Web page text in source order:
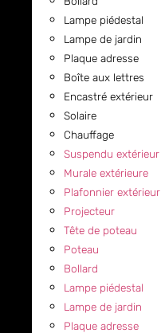
Lampe piédestal
Lampe de jardin
Plaque adresse
Boîte aux lettres
Encastré extérieur
Solaire
Chauffage
Suspendu extérieur
Murale extérieure
Plafonnier extérieur
Projecteur
Tête de poteau
Poteau
Bollard
Lampe piédestal
Lampe de jardin
Plaque adresse